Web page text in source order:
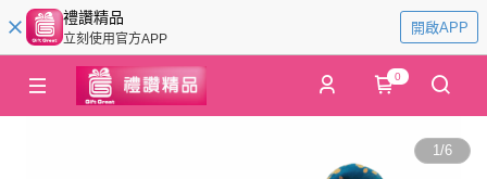
禮讚精品
立刻使用官方APP
開啟APP
0
1/6